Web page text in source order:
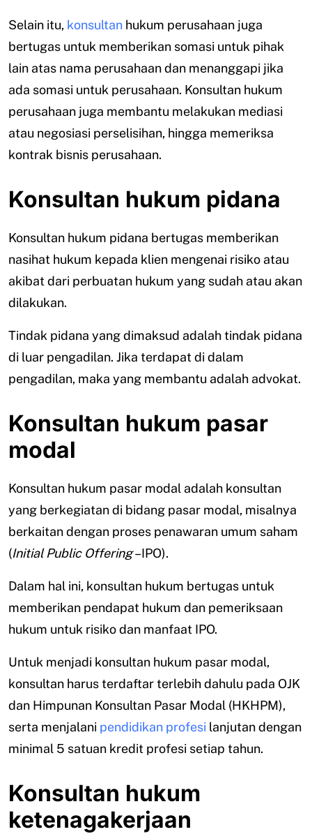
Selain itu, konsultan hukum perusahaan juga
bertugas untuk memberikan somasi untuk pihak
lain atas nama perusahaan dan menanggapi jika
ada somasi untuk perusahaan. Konsultan hukum
perusahaan juga membantu melakukan mediasi
atau negosiasi perselisihan, hingga memeriksa
kontrak bisnis perusahaan.
Konsultan hukum pidana
Konsultan hukum pidana bertugas memberikan
nasihat hukum kepada klien mengenai risiko atau
akibat dari perbuatan hukum yang sudah atau akan
dilakukan.
Tindak pidana yang dimaksud adalah tindak pidana
di luar pengadilan. Jika terdapat di dalam
pengadilan, maka yang membantu adalah advokat.
Konsultan hukum pasar
modal
Konsultan hukum pasar modal adalah konsultan
yang berkegiatan di bidang pasar modal, misalnya
berkaitan dengan proses penawaran umum saham
(Initial Public Offering –IPO).
Dalam hal ini, konsultan hukum bertugas untuk
memberikan pendapat hukum dan pemeriksaan
hukum untuk risiko dan manfaat IPO.
Untuk menjadi konsultan hukum pasar modal,
konsultan harus terdaftar terlebih dahulu pada OJK
dan Himpunan Konsultan Pasar Modal (HKHPM),
serta menjalani pendidikan profesi lanjutan dengan
minimal 5 satuan kredit profesi setiap tahun.
Konsultan hukum
ketenagakerjaan